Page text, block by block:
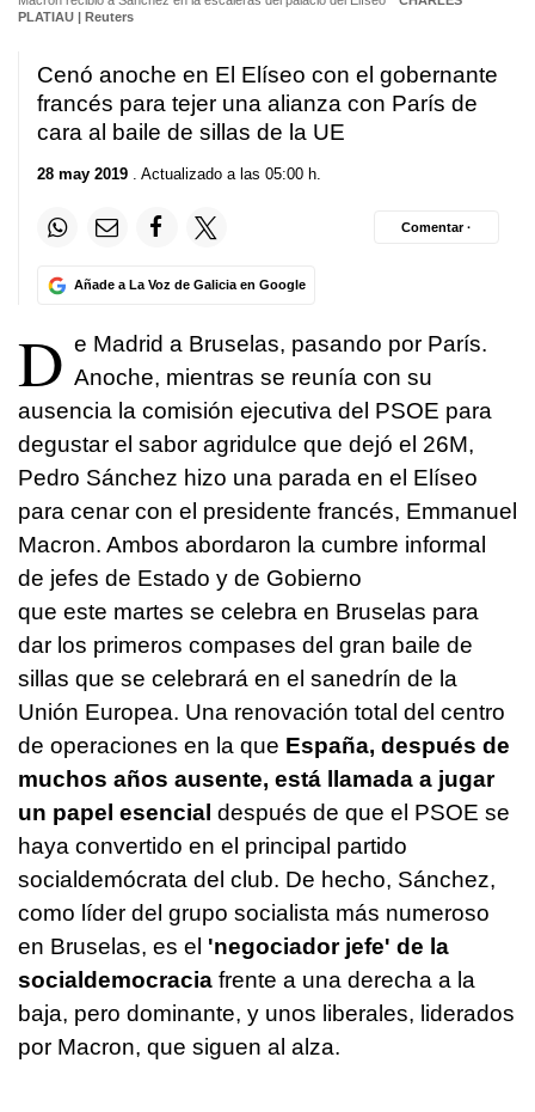
PLATIAU | Reuters
Cenó anoche en El Elíseo con el gobernante
francés para tejer una alianza con París de
cara al baile de sillas de la UE
28 may 2019 . Actualizado a las 05:00 h.
Añade a La Voz de Galicia en Google
Comentar ·
D e Madrid a Bruselas, pasando por París.
Anoche, mientras se reunía con su
ausencia la comisión ejecutiva del PSOE para
degustar el sabor agridulce que dejó el 26M,
Pedro Sánchez hizo una parada en el Elíseo
para cenar con el presidente francés, Emmanuel
Macron. Ambos abordaron la cumbre informal
de jefes de Estado y de Gobierno
que este martes se celebra en Bruselas para
dar los primeros compases del gran baile de
sillas que se celebrará en el sanedrín de la
Unión Europea. Una renovación total del centro
de operaciones en la que España, después de
muchos años ausente, está llamada a jugar
un papel esencial después de que el PSOE se
haya convertido en el principal partido
socialdemócrata del club. De hecho, Sánchez,
como líder del grupo socialista más numeroso
en Bruselas, es el 'negociador jefe' de la
socialdemocracia frente a una derecha a la
baja, pero dominante, y unos liberales, liderados
por Macron, que siguen al alza.